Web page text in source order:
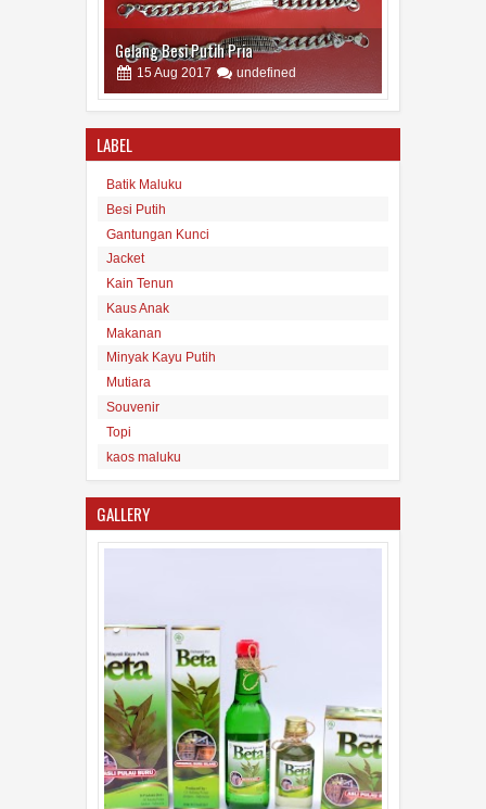
Gelang Besi Putih Pria
15Aug 2017 undefined
Tas Maluku
15
Minyak Kayu Putih Asli Maluku
16Aug
LABEL
Batik Maluku
Besi Putih
Gantungan Kunci
Jacket
Kain Tenun
Kaus Anak
Makanan
Minyak Kayu Putih
Mutiara
Souvenir
Topi
kaos maluku
GALLERY